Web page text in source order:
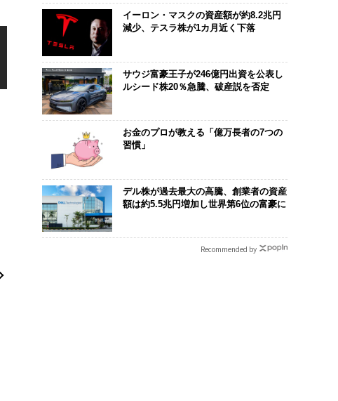
革新は下山で生まれる─
─レクサスが新型TZとE
R」の哲学
ィングの本質だ レバレ
ジーズが実践する、次世
ンツ技師長の
災害への無力
イーロン・マスクの資産額が約8.2兆円
減少、テスラ株が1カ月近く下落
サウジ富豪王子が246億円出資を公表し
ルシード株20％急騰、破産説を否定
お金のプロが教える「億万長者の7つの
習慣」
デル株が過去最大の高騰、創業者の資産
額は約5.5兆円増加し世界第6位の富豪に
Recommended by